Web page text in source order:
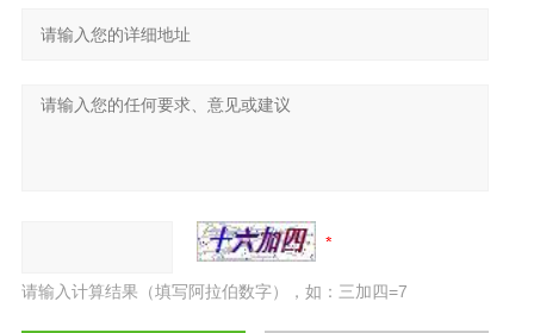
请输入计算结果（填写阿拉伯数字），如：三加四=7